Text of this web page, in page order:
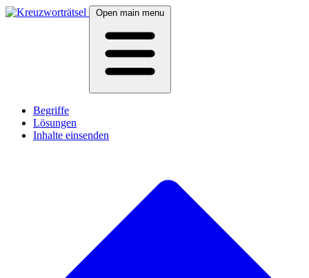
Open main menu
Begriffe
Lösungen
Inhalte einsenden